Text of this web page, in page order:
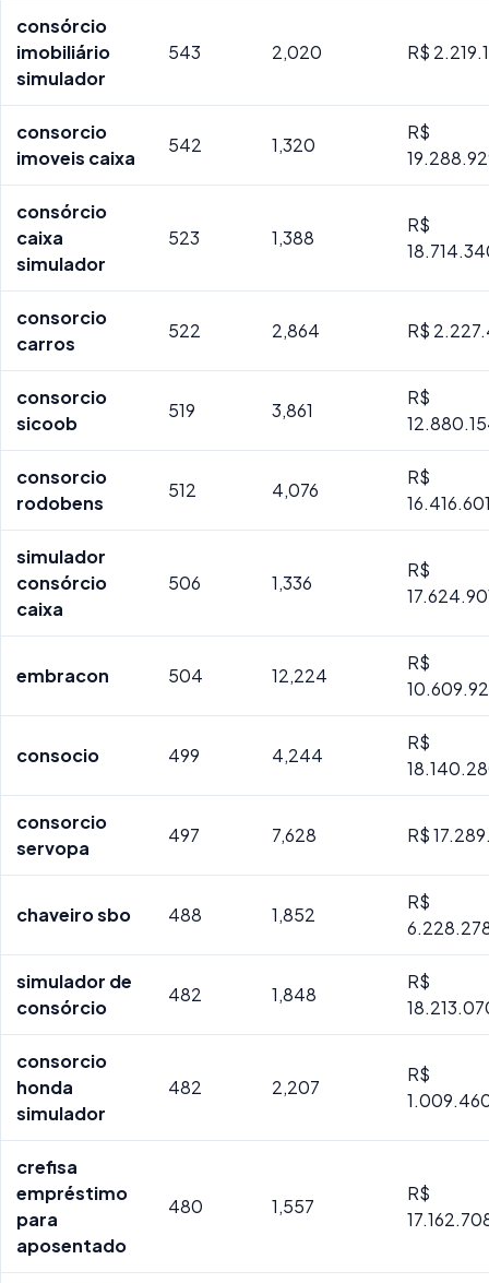
consórcio
imobiliário
simulador
543 2,020 R$
consorcio
imoveis caixa
542 1,320
R$
consórcio
caixa
simulador
523 1,388
R$
consorcio
carros
522 2,864 R$
consorcio
sicoob
519 3,861
R$
consorcio
rodobens
512 4,076
R$
simulador
consórcio
caixa
506 1,336
R$
embracon 504 12,224
R$
consocio 499 4,244
R$
consorcio
servopa
497 7,628 R$
chaveiro sbo 488 1,852
R$
simulador de
consórcio
482 1,848
R$
consorcio
honda
simulador
482 2,207
R$
crefisa
empréstimo
para
aposentado
480 1,557
R$